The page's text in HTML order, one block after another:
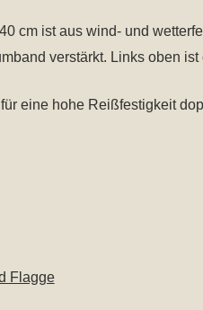
cmist aus wind- und
verstärkt. Links oben
eine hohe Reißfestigkeit
Flagge